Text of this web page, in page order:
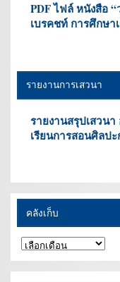
PDF ไฟล์ หนังสือ
เบรคชท์ การศึกษา
รายงานการเสวนา
รายงานสรุปเสวน
เรียนการสอนศิลป
คลังเก็บ
คลัง
เก็บ